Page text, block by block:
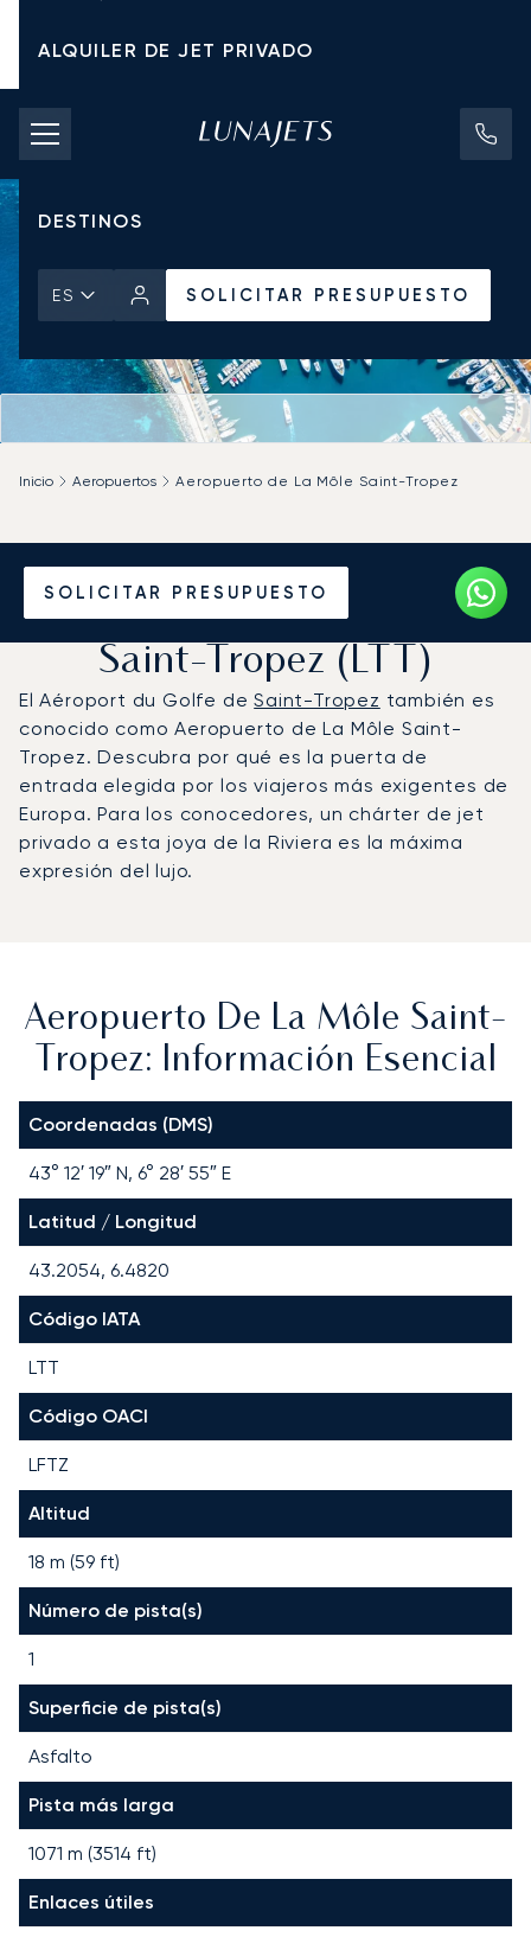
ALQUILER DE JET PRIVADO
TARIFAS DE CHÁRTER
JETS PRIVADOS
DESTINOS
ES SOLICITAR PRESUPUESTO
SOLICITAR PRESUPUESTO
Inicio Aeropuertos Aeropuerto de La Môle Saint-Tropez
Vuele en Jet Privado al
Aeropuerto de La Môle
Saint-Tropez (LTT)
El Aéroport du Golfe deSaint-Tropez también es
conocido como Aeropuerto de La Môle Saint-
Tropez. Descubra por qué es la puerta de
entrada elegida por los viajeros más exigentes de
Europa. Para los conocedores, un chárter de jet
privado a esta joya de la Riviera es la máxima
expresión del lujo.
Aeropuerto De La Môle Saint-
Tropez: Información Esencial
Coordenadas (DMS)
43° 12′ 19″ N, 6° 28′ 55″ E
Latitud / Longitud
43.2054, 6.4820
Código IATA
LTT
Código OACI
LFTZ
Altitud
18 m (59 ft)
Número de pista(s)
1
Superficie de pista(s)
Asfalto
Pista más larga
1071 m (3514 ft)
Enlaces útiles